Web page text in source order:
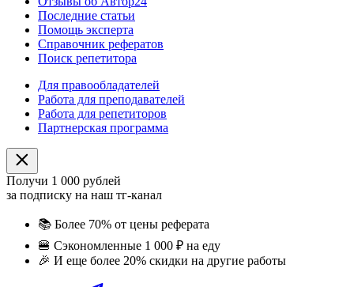
Последние статьи
Помощь эксперта
Справочник рефератов
Поиск репетитора
Для правообладателей
Работа для преподавателей
Работа для репетиторов
Партнерская программа
Получи 1 000 рублей
за подписку на наш тг-канал
📚 Более 70% от цены реферата
🍔 Сэкономленные 1 000 ₽ на еду
🎉 И еще более 20% скидки на другие работы